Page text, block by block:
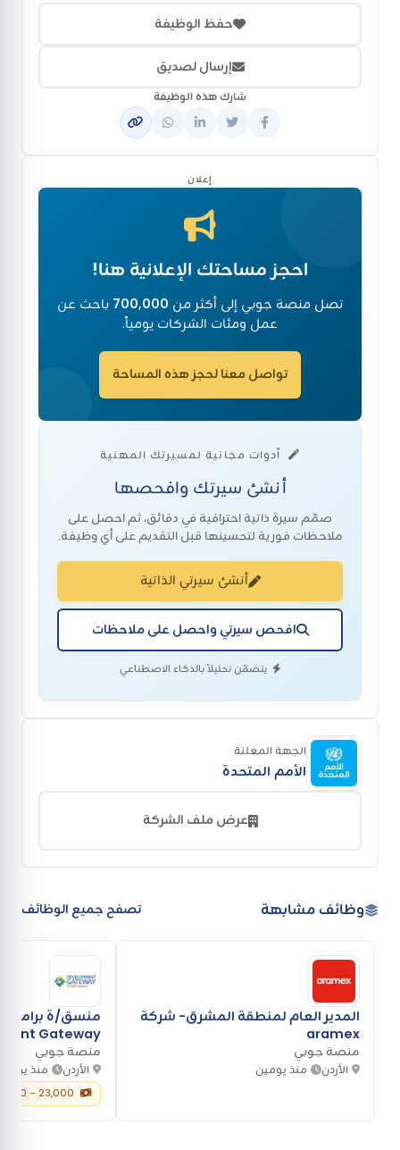
حفظ الوظيفة
إرسال لصديق
شارك هذه الوظيفة
إعلان
احجز مساحتك الإعلانية هنا!
تصل منصة جوبي إلى أكثر من 700,000 باحث عن
عمل ومئات الشركات يومياً.
تواصل معنا لحجز هذه المساحة
أدوات مجانية لمسيرتك المهنية
أنشئ سيرتك وافحصها
صمّم سيرة ذاتية احترافية في دقائق، ثم احصل على
ملاحظات فورية لتحسينها قبل التقديم على أي وظيفة.
أنشئ سيرتي الذاتية
افحص سيرتي واحصل على ملاحظات
يتضمّن تحليلاً بالذكاء الاصطناعي
الجهة المعلنة
الأمم المتحدة
عرض ملف الشركة
وظائف مشابهة تصفح جميع الوظائف
المدير العام لمنطقة المشرق- شركة
aramex
منصة جوبي
الأردن منذ يومين
منسق/ة برامج
Gateway
منصة جوبي
الأردن منذ